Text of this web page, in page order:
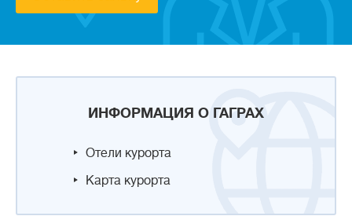
ИНФОРМАЦИЯ О ГАГРАХ
Отели курорта
Карта курорта